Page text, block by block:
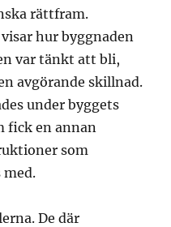
rättfram.
hur byggnaden
var tänkt att bli,
avgörande skillnad.
under byggets
fick en annan
som
med.
De där